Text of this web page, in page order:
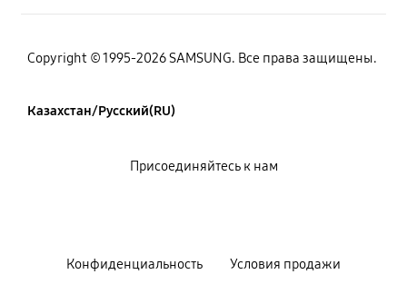
Copyright © 1995-2026 SAMSUNG. Все права защищены.
Казахстан/Русский(RU)
Конфиденциальность Условия продажи
Присоединяйтесь к нам